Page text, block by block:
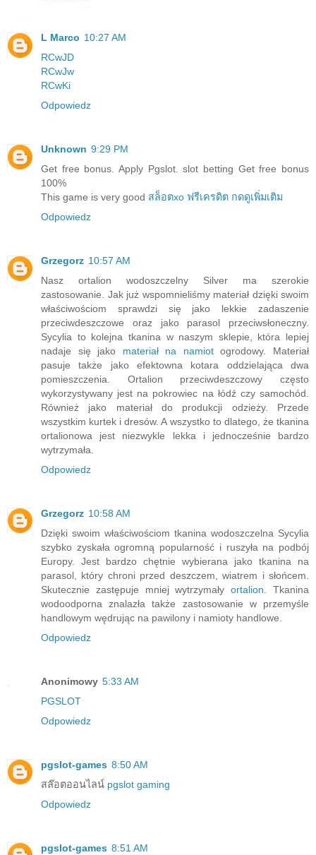
L Marco 10:27 AM
RCwJD
RCwJw
RCwKi
Odpowiedz
Unknown 9:29 PM
Get free bonus. Apply Pgslot. slot betting Get free bonus
100%
This game is very good สล็อตxo ฟรีเครดิต กดดูเพิ่มเติม
Odpowiedz
Grzegorz 10:57 AM
Nasz ortalion wodoszczelny Silver ma szerokie
zastosowanie. Jak już wspomnieliśmy materiał dzięki swoim
właściwościom sprawdzi się jako lekkie zadaszenie
przeciwdeszczowe oraz jako parasol przeciwsłoneczny.
Sycylia to kolejna tkanina w naszym sklepie, która lepiej
nadaje się jako materiał na namiotogrodowy. Materiał
pasuje także jako efektowna kotara oddzielająca dwa
pomieszczenia. Ortalion przeciwdeszczowy często
wykorzystywany jest na pokrowiec na łódź czy samochód.
Również jako materiał do produkcji odzieży. Przede
wszystkim kurtek i dresów. A wszystko to dlatego, że tkanina
ortalionowa jest niezwykle lekka i jednocześnie bardzo
wytrzymała.
Odpowiedz
Grzegorz 10:58 AM
Dzięki swoim właściwościom tkanina wodoszczelna Sycylia
szybko zyskała ogromną popularność i ruszyła na podbój
Europy. Jest bardzo chętnie wybierana jako tkanina na
parasol, który chroni przed deszczem, wiatrem i słońcem.
Skutecznie zastępuje mniej wytrzymałyortalion . Tkanina
wodoodporna znalazła także zastosowanie w przemyśle
handlowym wędrując na pawilony i namioty handlowe.
Odpowiedz
Anonimowy 5:33 AM
PGSLOT
Odpowiedz
pgslot-games 8:50 AM
สล๊อตออนไลน์ pgslot gaming
Odpowiedz
pgslot-games 8:51 AM